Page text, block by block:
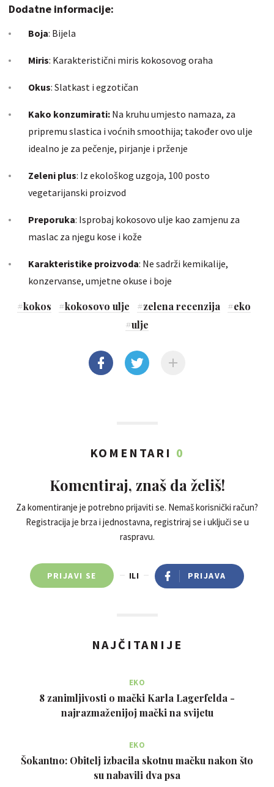
Dodatne informacije:
Boja: Bijela
Miris: Karakteristični miris kokosovog oraha
Okus: Slatkast i egzotičan
Kako konzumirati: Na kruhu umjesto namaza, za
pripremu slastica i voćnih smoothija; također ovo ulje
idealno je za pečenje, pirjanje i prženje
Zeleni plus: Iz ekološkog uzgoja, 100 posto
vegetarijanski proizvod
Preporuka: Isprobaj kokosovo ulje kao zamjenu za
maslac za njegu kose i kože
Karakteristike proizvoda: Ne sadrži kemikalije,
konzervanse, umjetne okuse i boje
#kokos #kokosovo ulje #zelena recenzija #eko
#ulje
KOMENTARI 0
Komentiraj, znaš da želiš!
Za komentiranje je potrebno prijaviti se. Nemaš korisnički račun?
Registracija je brza i jednostavna, registriraj se i uključi se u
raspravu.
PRIJAVI SE ILI PRIJAVA
NAJČITANIJE
EKO
8 zanimljivosti o mački Karla Lagerfelda -
najrazmaženijoj mački na svijetu
EKO
Šokantno: Obitelj izbacila skotnu mačku nakon što
su nabavili dva psa